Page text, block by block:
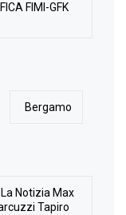
FIMI-GFK
Bergamo
Notizia Max
Tapiro